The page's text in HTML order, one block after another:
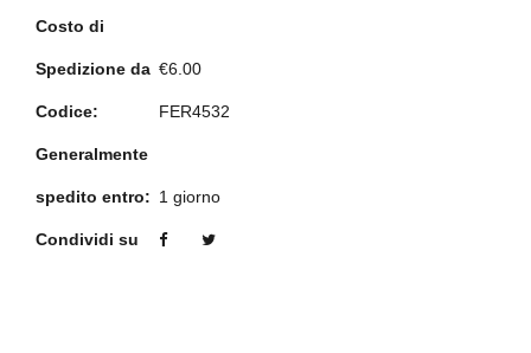
Costo di
Spedizione da €6.00
Codice: FER4532
Generalmente
spedito entro: 1 giorno
Condividi su